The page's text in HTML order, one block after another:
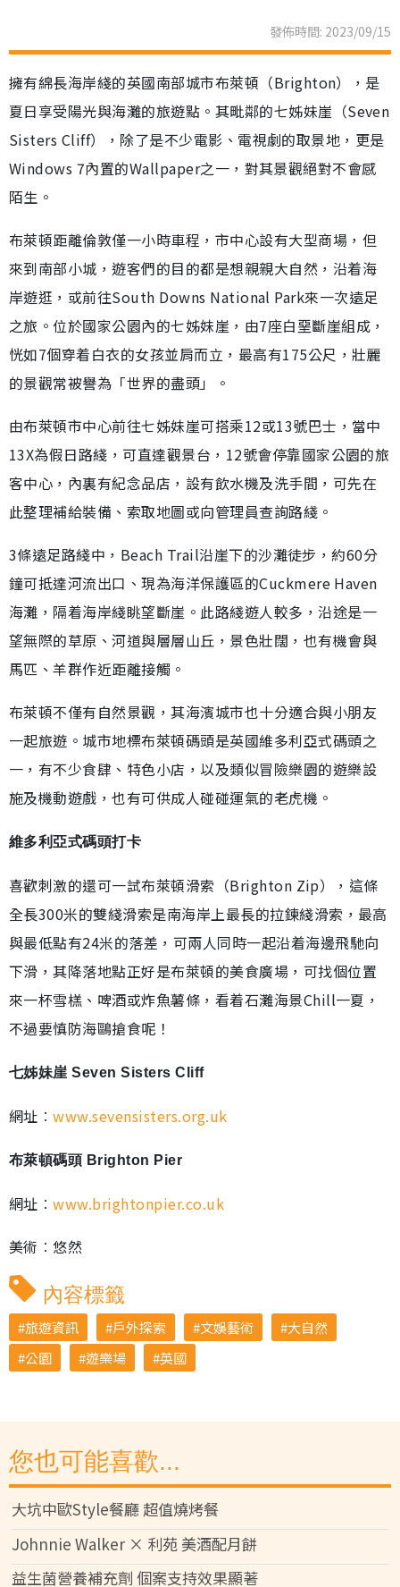
發佈時間: 2023/09/15
擁有綿長海岸綫的英國南部城市布萊頓（Brighton），是
夏日享受陽光與海灘的旅遊點。其毗鄰的七姊妹崖（Seven
Sisters Cliff），除了是不少電影、電視劇的取景地，更是
Windows 7內置的Wallpaper之一，對其景觀絕對不會感
陌生。
布萊頓距離倫敦僅一小時車程，市中心設有大型商場，但
來到南部小城，遊客們的目的都是想親親大自然，沿着海
岸遊逛，或前往South Downs National Park來一次遠足
之旅。位於國家公園內的七姊妹崖，由7座白堊斷崖組成，
恍如7個穿着白衣的女孩並肩而立，最高有175公尺，壯麗
的景觀常被譽為「世界的盡頭」。
由布萊頓市中心前往七姊妹崖可搭乘12或13號巴士，當中
13X為假日路綫，可直達觀景台，12號會停靠國家公園的旅
客中心，內裏有紀念品店，設有飲水機及洗手間，可先在
此整理補給裝備、索取地圖或向管理員查詢路綫。
3條遠足路綫中，Beach Trail沿崖下的沙灘徒步，約60分
鐘可抵達河流出口、現為海洋保護區的Cuckmere Haven
海灘，隔着海岸綫眺望斷崖。此路綫遊人較多，沿途是一
望無際的草原、河道與層層山丘，景色壯闊，也有機會與
馬匹、羊群作近距離接觸。
布萊頓不僅有自然景觀，其海濱城市也十分適合與小朋友
一起旅遊。城市地標布萊頓碼頭是英國維多利亞式碼頭之
一，有不少食肆、特色小店，以及類似冒險樂園的遊樂設
施及機動遊戲，也有可供成人碰碰運氣的老虎機。
維多利亞式碼頭打卡
喜歡刺激的還可一試布萊頓滑索（Brighton Zip），這條
全長300米的雙綫滑索是南海岸上最長的拉鍊綫滑索，最高
與最低點有24米的落差，可兩人同時一起沿着海邊飛馳向
下滑，其降落地點正好是布萊頓的美食廣場，可找個位置
來一杯雪榚、啤酒或炸魚薯條，看着石灘海景Chill一夏，
不過要慎防海鷗搶食呢！
七姊妹崖 Seven Sisters Cliff
網址︰www.sevensisters.org.uk
布萊頓碼頭 Brighton Pier
網址︰www.brightonpier.co.uk
美術︰悠然
內容標籤
旅遊資訊 戶外探索 文娛藝術
大自然
公園
遊樂場 英國
您也可能喜歡...
大坑中歐Style餐廳 超值燒烤餐
Johnnie Walker × 利苑 美酒配月餅
益生菌營養補充劑 個案支持效果顯著